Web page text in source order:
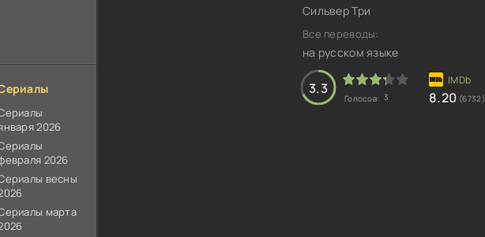
2026
2026
весны
марта
Сильвер Три
Все переводы:
на русском языке
3.3
Голосов: 3 8.20 (6732)